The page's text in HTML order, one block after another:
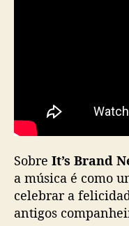
Sobre It’s Brand
a música é como
celebrar a
antigos